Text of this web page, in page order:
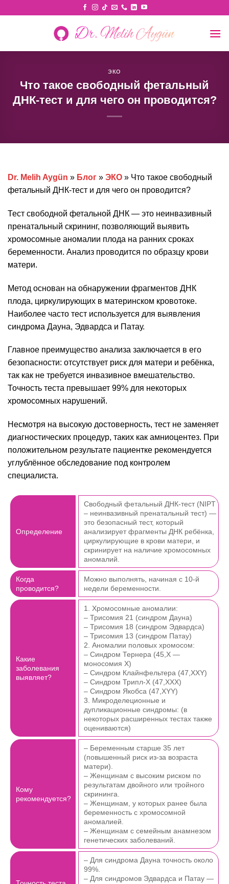
ЭКО
Что такое свободный фетальный
ДНК-тест и для чего он проводится?
Dr. Melih Aygün » Блог » ЭКО » Что такое свободный
фетальный ДНК-тест и для чего он проводится?
Тест свободной фетальной ДНК — это неинвазивный
пренатальный скрининг, позволяющий выявить
хромосомные аномалии плода на ранних сроках
беременности. Анализ проводится по образцу крови
матери.
Метод основан на обнаружении фрагментов ДНК
плода, циркулирующих в материнском кровотоке.
Наиболее часто тест используется для выявления
синдрома Дауна, Эдвардса и Патау.
Главное преимущество анализа заключается в его
безопасности: отсутствует риск для матери и ребёнка,
так как не требуется инвазивное вмешательство.
Точность теста превышает 99% для некоторых
хромосомных нарушений.
Несмотря на высокую достоверность, тест не заменяет
диагностических процедур, таких как амниоцентез. При
положительном результате пациентке рекомендуется
углублённое обследование под контролем
специалиста.
Определение
Свободный фетальный ДНК-тест (NIPT
– неинвазивный пренатальный тест) —
это безопасный тест, который
анализирует фрагменты ДНК ребёнка,
циркулирующие в крови матери, и
скринирует на наличие хромосомных
аномалий.
Когда
проводится?
Можно выполнять, начиная с 10-й
недели беременности.
Какие
заболевания
выявляет?
1. Хромосомные аномалии:
– Трисомия 21 (синдром Дауна)
– Трисомия 18 (синдром Эдвардса)
– Трисомия 13 (синдром Патау)
2. Аномалии половых хромосом:
– Синдром Тернера (45,X —
моносомия X)
– Синдром Клайнфельтера (47,XXY)
– Синдром Трипл-Х (47,XXX)
– Синдром Якобса (47,XYY)
3. Микроделеционные и
дупликационные синдромы: (в
некоторых расширенных тестах также
оцениваются)
Кому
рекомендуется?
– Беременным старше 35 лет
(повышенный риск из-за возраста
матери).
– Женщинам с высоким риском по
результатам двойного или тройного
скрининга.
– Женщинам, у которых ранее была
беременность с хромосомной
аномалией.
– Женщинам с семейным анамнезом
генетических заболеваний.
– Для синдрома Дауна точность около
99%.
– Для синдромов Эдвардса и Патау —